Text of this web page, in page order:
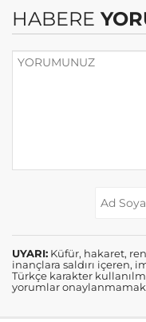
HABERE
UYARI: Küfür, hakaret,
inançlara saldırı içeren,
Türkçe karakter
yorumlar